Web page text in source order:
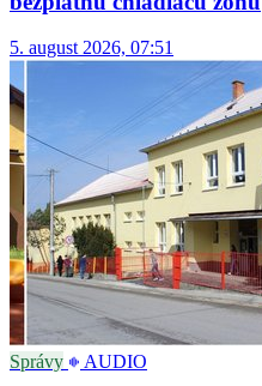
5. august 2026, 07:51
Správy AUDIO